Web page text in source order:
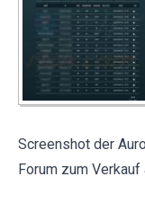
Screenshot der
Forum zum